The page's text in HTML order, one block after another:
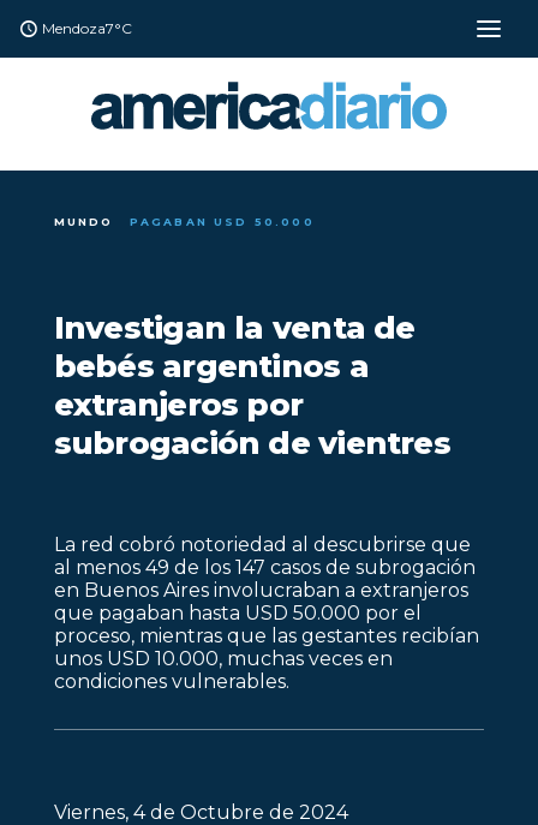
Mendoza7°C
MUNDO PAGABAN USD 50.000
Investigan la venta de
bebés argentinos a
extranjeros por
subrogación de vientres
La red cobró notoriedad al descubrirse que
al menos 49 de los 147 casos de subrogación
en Buenos Aires involucraban a extranjeros
que pagaban hasta USD 50.000 por el
proceso, mientras que las gestantes recibían
unos USD 10.000, muchas veces en
condiciones vulnerables.
Viernes, 4 de Octubre de 2024